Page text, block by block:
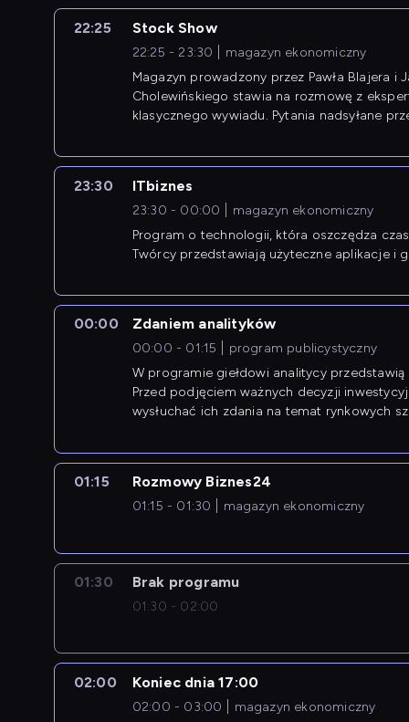
22:25 Stock Show
22:25 - 23:30
magazyn ekonomiczny
Magazyn prowadzony przez Pawła Blajera i
Cholewińskiego stawia na rozmowę z
klasycznego wywiadu. Pytania nadsyłane
23:30 ITbiznes
23:30 - 00:00
magazyn ekonomiczny
Program o technologii, która oszczędza
Twórcy przedstawiają użyteczne aplikacje i
00:00 Zdaniem analityków
00:00 - 01:15
program publicystyczny
W programie giełdowi analitycy
Przed podjęciem ważnych decyzji
wysłuchać ich zdania na temat rynkowych
01:15 Rozmowy Biznes24
01:15 - 01:30 magazyn ekonomiczny
01:30 Brak programu
01:30 - 02:00
02:00 Koniec dnia 17:00
02:00 - 03:00
magazyn ekonomiczny